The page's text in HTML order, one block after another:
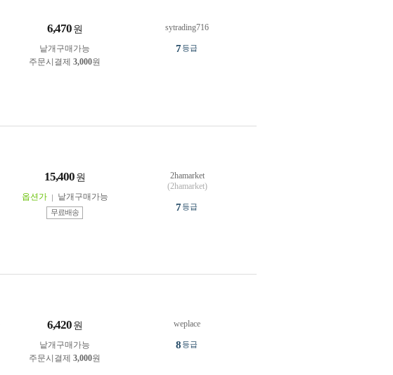
6,470 원
낱개구매가능
주문시결제 3,000원
sytrading716
7등급
15,400 원
옵션가 낱개구매가능
무료배송
2hamarket
(2hamarket)
7등급
6,420 원
낱개구매가능
주문시결제 3,000원
weplace
8등급